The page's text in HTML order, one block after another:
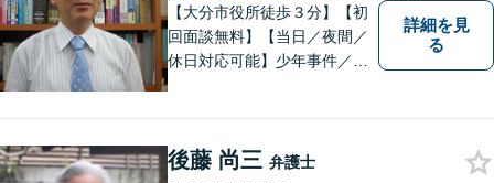
【大分市役所徒歩３分】【初
回面談無料】【当日／夜間／
休日対応可能】少年事件／家
ービスを受けられるべく、社
詳細を見
る
後藤 尚三 弁護士